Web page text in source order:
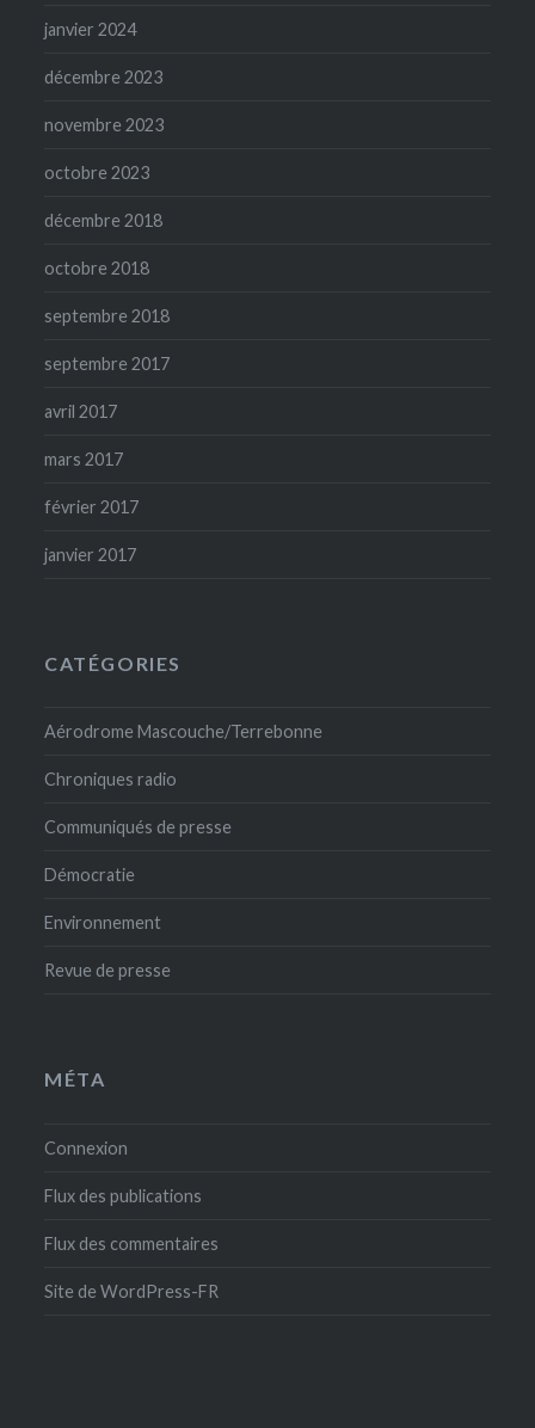
janvier 2024
décembre 2023
novembre 2023
octobre 2023
décembre 2018
octobre 2018
septembre 2018
septembre 2017
avril 2017
mars 2017
février 2017
janvier 2017
CATÉGORIES
Aérodrome Mascouche/Terrebonne
Chroniques radio
Communiqués de presse
Démocratie
Environnement
Revue de presse
MÉTA
Connexion
Flux des publications
Flux des commentaires
Site de WordPress-FR